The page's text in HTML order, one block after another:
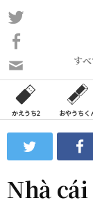
コ
ン
ン
ツ
ス
ッ
プ
す
い
合
わ
フ
ォ
ム
かえうち2 おやうちく
Nhà cái